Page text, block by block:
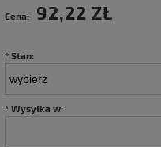
Cena: 92,22 ZŁ
*Stan:
*Wysyłka w: